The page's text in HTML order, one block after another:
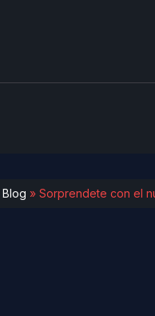
Blog » Sorprendete con el